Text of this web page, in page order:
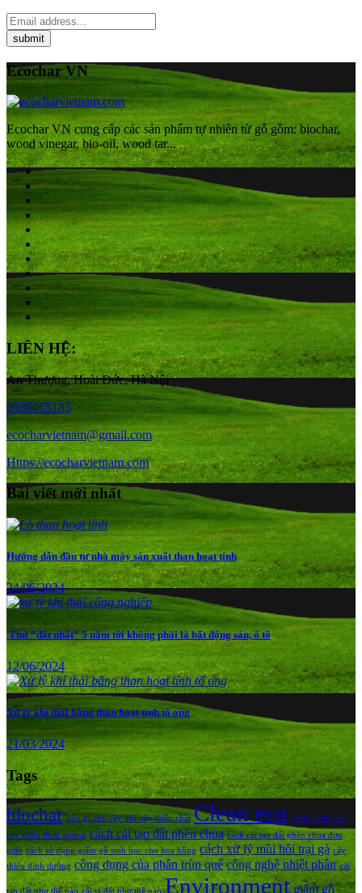
Ecochar VN
Ecochar VN cung cấp các sản phẩm tự nhiên từ gỗ gồm: biochar,
wood vinegar, bio-oil, wood tar...
LIÊN HỆ:
An Thượng, Hoài Đức, Hà Nội
0936015185
ecocharvietnam@gmail.com
Https://ecocharvietnam.com
Bài viết mới nhất
Hướng dẫn đầu tư nhà máy sản xuất than hoạt tính
24/06/2024
Thứ “đắt nhất” 5 năm tới không phải là bất động sản, ô tô
12/06/2024
Xử lý khí thải bằng than hoạt tính tổ ong
21/03/2024
Tags
biochar bón gì cho cây khi cây thiếu chất Clean eco cách chăm sóc
cây thiếu dinh dưỡng cách cải tạo đất phèn chua cách cải tạo đất phèn chua đơn
giản cách sử dụng giấm gỗ sinh học cho hoa hồng cách xử lý mùi hôi trại gà cây
thiếu dinh dưỡng công dụng của phân trùn quế công nghệ nhiệt phân cải
tạo đất như thế nào cải tạ đất như thế nào Environment giấm gỗ